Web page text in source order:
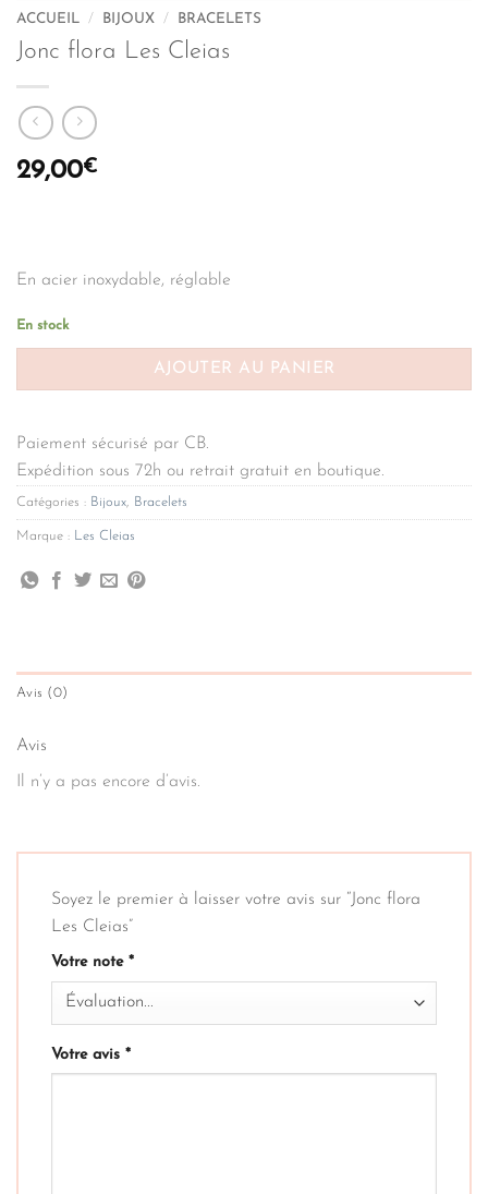
ACCUEIL / BIJOUX / BRACELETS
Jonc flora Les Cleias
29,00€
En acier inoxydable, réglable
En stock
AJOUTER AU PANIER
Paiement sécurisé par CB.
Expédition sous 72h ou retrait gratuit en boutique.
Catégories : Bijoux, Bracelets
Marque : Les Cleias
Avis (0)
Avis
Il n’y a pas encore d’avis.
Soyez le premier à laisser votre avis sur “Jonc flora
Les Cleias”
Votre note *
Votre avis *